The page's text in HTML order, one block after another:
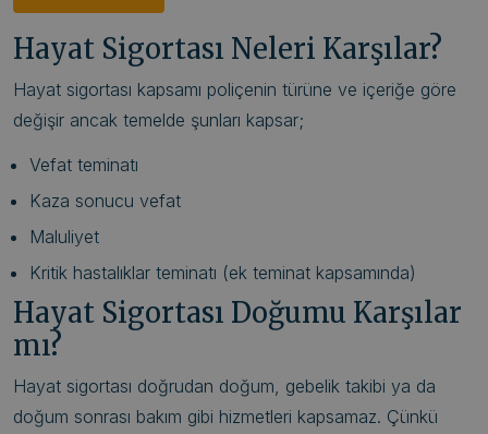
Hayat Sigortası Neleri Karşılar?
Hayat sigortası kapsamı poliçenin türüne ve içeriğe göre
değişir ancak temelde şunları kapsar;
Vefat teminatı
Kaza sonucu vefat
Maluliyet
Kritik hastalıklar teminatı (ek teminat kapsamında)
Hayat Sigortası Doğumu Karşılar
mı?
Hayat sigortası doğrudan doğum, gebelik takibi ya da
doğum sonrası bakım gibi hizmetleri kapsamaz. Çünkü